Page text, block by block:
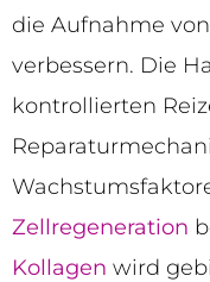
die Aufnahme
verbessern. Die
kontrollierten
Zellregeneration
Kollagen wird